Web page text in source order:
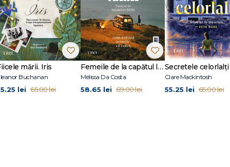
pot schimba şi ei."Toute La Culture
A devenit cunoscută încă de la primul său roman,Trage-mi-o(1993), care
, în 1995, apoiLes Jolies Chosesîn 1998 (Prix de Flore), adaptat
Bye Bye Blondiea fost publicat în 2004 şi Virginie Despentes a
Béart, Soko şi Pascal Greggory în rolurile principale. În 2010,
a câştigat Prix Anaïs-Nin 2015, Prix Landerneau 2015 şi Prix La Coupole 2015.
Literary Award for LGBT Non Fiction. A fost membră a Academiei
mării. Iris
Buchanan
lei 65.00 lei
Femeile de la capătul lumii
Mélissa Da Costa
58.65 lei 69.00 lei
Secretele celorlalți
Clare Mackintosh
55.25 lei 65.00 lei